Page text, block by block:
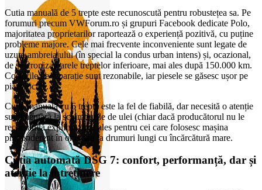
Cutia manuală de 5 trepte este recunoscută pentru robustețea sa. Pe
forumuri precum VWForum.ro și grupuri Facebook dedicate Polo,
majoritatea proprietarilor raportează o experiență pozitivă, cu puține
probleme majore. Cele mai frecvente inconveniente sunt legate de
uzura ambreiajului (în special la condus urban intens) și, ocazional,
de sincronizatoarele treptelor inferioare, mai ales după 150.000 km.
Costurile de reparație sunt rezonabile, iar piesele se găsesc ușor pe
piața locală.
Cutia manuală cu 6 trepte este la fel de fiabilă, dar necesită o atenție
suplimentară la schimburile de ulei (chiar dacă producătorul nu le
recomandă explicit), mai ales pentru cei care folosesc mașina
preponderent în oraș sau la drumuri lungi cu încărcătură mare.
Cutia automată DSG 7: confort, performanță, dar și
atenție la întreținere